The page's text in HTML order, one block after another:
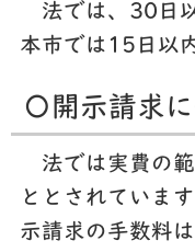
法では、30日
本市では15日以
〇開示請求
法では実費の範
ととされていま
示請求の手数料